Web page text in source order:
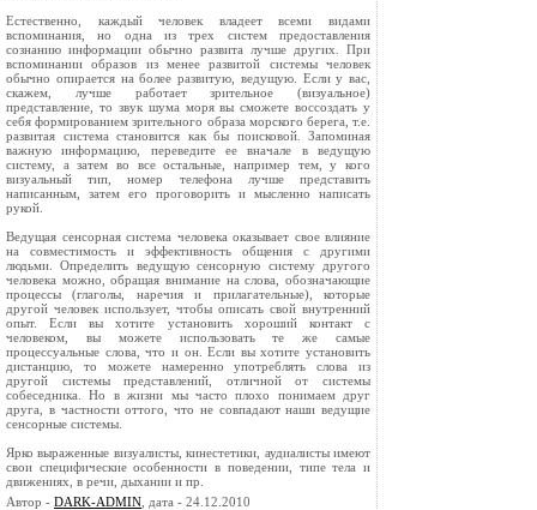
Естественно, каждый человек владеет всеми видами
вспоминания, но одна из трех систем предоставления
сознанию информации обычно развита лучше других. При
вспоминании образов из менее развитой системы человек
обычно опирается на более развитую, ведущую. Если у вас,
скажем, лучше работает зрительное (визуальное)
представление, то звук шума моря вы сможете воссоздать у
себя формированием зрительного образа морского берега, т.е.
развитая система становится как бы поисковой. Запоминая
важную информацию, переведите ее вначале в ведущую
систему, а затем во все остальные, например тем, у кого
визуальный тип, номер телефона лучше представить
написанным, затем его проговорить и мысленно написать
рукой.
Ведущая сенсорная система человека оказывает свое влияние
на совместимость и эффективность общения с другими
людьми. Определить ведущую сенсорную систему другого
человека можно, обращая внимание на слова, обозначающие
процессы (глаголы, наречия и прилагательные), которые
другой человек использует, чтобы описать свой внутренний
опыт. Если вы хотите установить хороший контакт с
человеком, вы можете использовать те же самые
процессуальные слова, что и он. Если вы хотите установить
дистанцию, то можете намеренно употреблять слова из
другой системы представлений, отличной от системы
собеседника. Но в жизни мы часто плохо понимаем друг
друга, в частности оттого, что не совпадают наши ведущие
сенсорные системы.
Ярко выраженные визуалисты, кинестетики, аудиалисты имеют
свои специфические особенности в поведении, типе тела и
движениях, в речи, дыхании и пр.
Автор - DARK-ADMIN , дата - 24.12.2010